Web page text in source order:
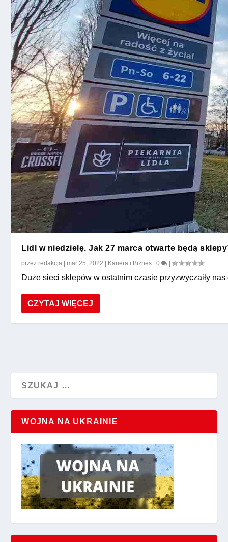
Lidl w niedzielę. Jak 27 marca otwarte będą
przezredakcja |mar 25, 2022 Kariera i Biznes |0 |
Duże sieci sklepów w ostatnim czasie przyzwyczaiły
CZYTAJ WIĘCEJ
WOJNA NA UKRAINIE